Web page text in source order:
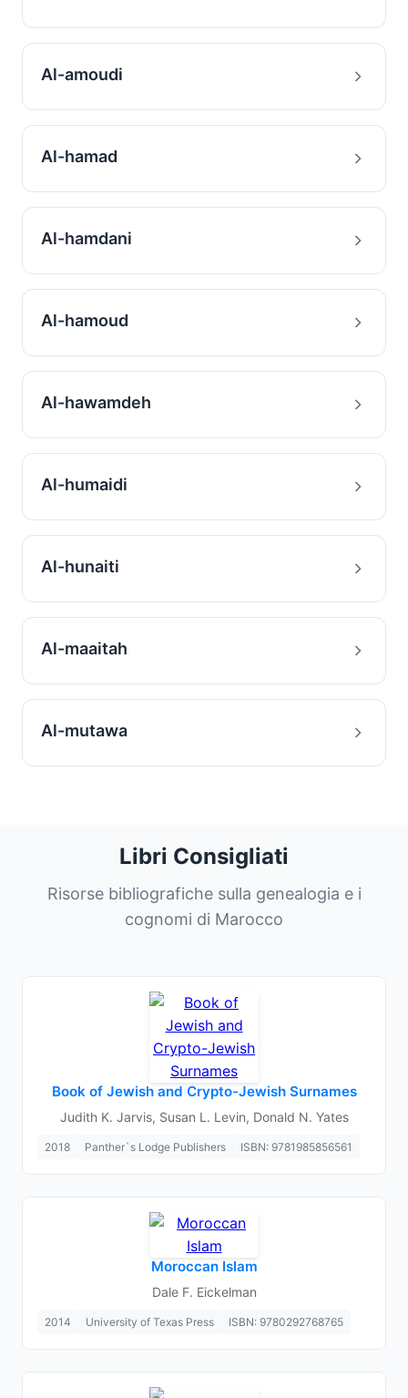
Al-amoudi
Al-hamad
Al-hamdani
Al-hamoud
Al-hawamdeh
Al-humaidi
Al-hunaiti
Al-maaitah
Al-mutawa
Libri Consigliati
Risorse bibliografiche sulla genealogia e i
cognomi di Marocco
Book of Jewish and Crypto-Jewish Surnames
Judith K. Jarvis, Susan L. Levin, Donald N. Yates
2018 Panther`s Lodge Publishers ISBN: 9781985856561
Moroccan Islam
Dale F. Eickelman
2014 University of Texas Press ISBN: 9780292768765